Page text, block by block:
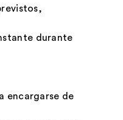
durante
encargarse de